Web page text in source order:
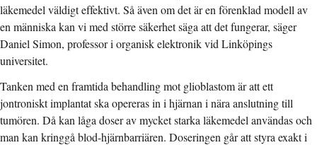
läkemedel väldigt effektivt. Så även om det är en förenklad modell av
en människa kan vi med större säkerhet säga att det fungerar, säger
Daniel Simon, professor i organisk elektronik vid Linköpings
universitet.
Tanken med en framtida behandling mot glioblastom är att ett
jontroniskt implantat ska opereras in i hjärnan i nära anslutning till
tumören. Då kan låga doser av mycket starka läkemedel användas och
man kan kringgå blod-hjärnbarriären. Doseringen går att styra exakt i